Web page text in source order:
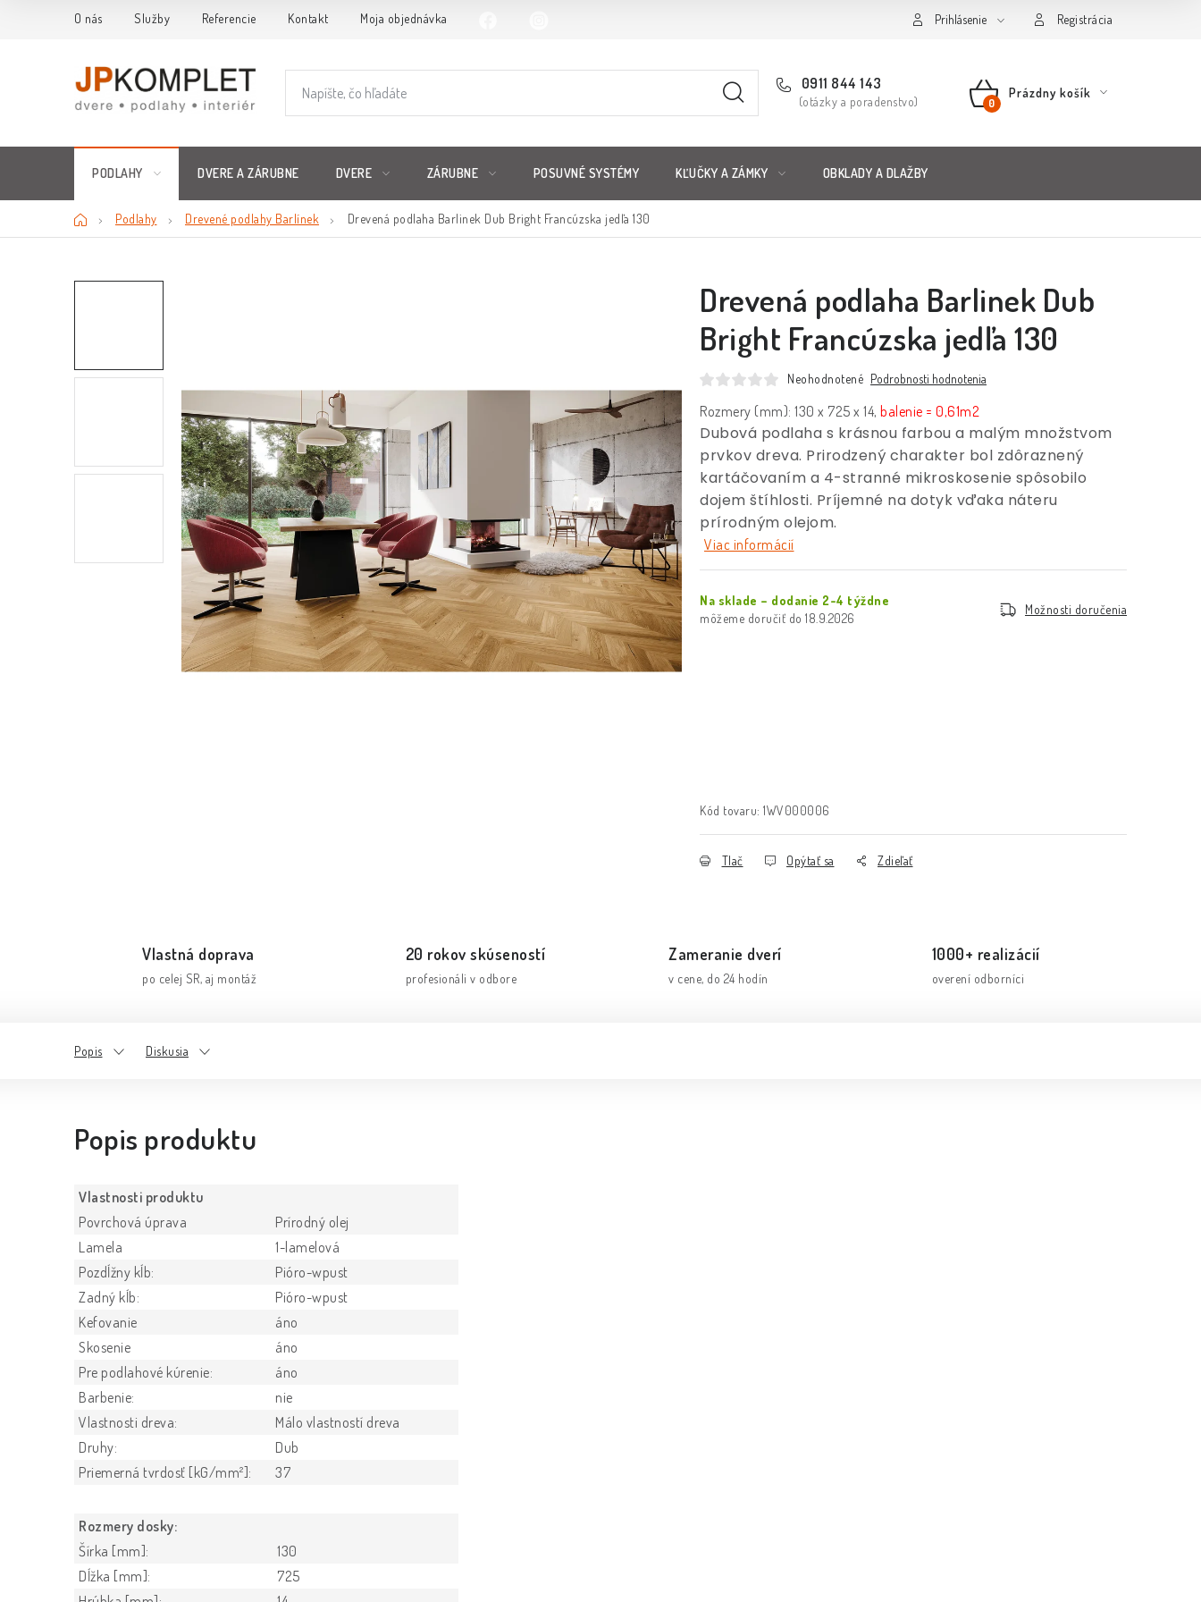
O nás Služby Referencie Kontakt Moja objednávka Prihlásenie Registrácia
0911 844 143
(otázky a poradenstvo)
NÁKUPNÝ
Prázdny košík
PODLAHY DVERE A ZÁRUBNE DVERE ZÁRUBNE POSUVNÉ SYSTÉMY KĽUČKY A ZÁMKY OBKLADY A DLAŽBY
DomovPodlahy Drevené podlahy Barlínek Drevená podlaha Barlinek Dub Bright Francúzska jedľa 130
Drevená podlaha Barlinek Dub
Bright Francúzska jedľa 130
Neohodnotené Podrobnosti hodnotenia
Rozmery (mm): 130 x 725 x 14, balenie = 0,61m2
Dubová podlaha s krásnou farbou a malým množstvom
prvkov dreva. Prirodzený charakter bol zdôraznený
kartáčovaním a 4-stranné mikroskosenie spôsobilo
dojem štíhlosti. Príjemné na dotyk vďaka náteru
prírodným olejom.
Viac informácií
Na sklade – dodanie 2-4 týždne
18.9.2026
Možnosti doručenia
Kód tovaru: 1WV000006
Tlač Opýtať sa Zdieľať
Vlastná doprava
po celej SR, aj montáž
20 rokov skúseností
profesionáli v odbore
Zameranie dverí
v cene, do 24 hodín
1000+ realizácií
overení odborníci
Popis Diskusia
Popis produktu
Vlastnosti produktu
Povrchová úprava
Prírodný olej
Lamela
1-lamelová
Pozdĺžny kĺb:
Pióro-wpust
Zadný kĺb:
Pióro-wpust
Kefovanie
áno
Skosenie
áno
Pre podlahové kúrenie:
áno
Barbenie:
nie
Vlastnosti dreva:
Málo vlastností dreva
Druhy:
Dub
Priemerná tvrdosť [kG/mm²]:
37
Rozmery dosky:
Šírka [mm]:
130
Dĺžka [mm]:
725